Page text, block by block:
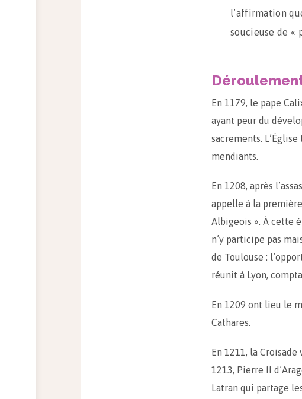
l’affirmation
soucieuse de «
En 1179, le pape
ayant peur du
sacrements.
mendiants.
En 1208, après
appelle à la
Albigeois ». À cette
n’y participe pas
de Toulouse :
réunit à Lyon,
En 1209 ont lieu le
Cathares.
En 1211, la
1213, Pierre II
Latran qui partage